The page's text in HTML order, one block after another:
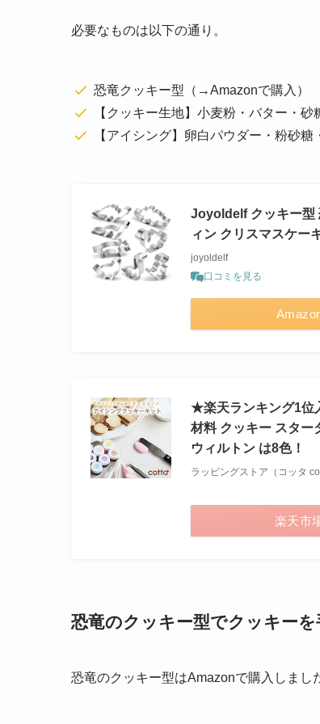
必要なものは以下の通り。
恐竜クッキー型（→Amazonで購入）
【クッキー生地】小麦粉・バター・
【アイシング】卵白パウダー・粉砂
Joyoldelf クッキー型
ィン クリスマスケー
joyoldelf
口コミを見る
★楽天ランキング1位
材料 クッキー スター
ウィルトン は8色！
ラッピングストア（コッタ
楽天市
恐竜のクッキー型でクッキーを
恐竜のクッキー型はAmazonで購入しまし